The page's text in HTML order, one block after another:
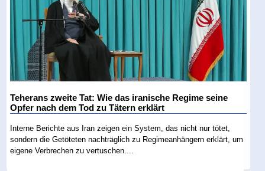
Teherans zweite Tat: Wie das iranische Regime seine
Opfer nach dem Tod zu Tätern erklärt
Interne Berichte aus Iran zeigen ein System, das nicht nur tötet,
sondern die Getöteten nachträglich zu Regimeanhängern erklärt, um
eigene Verbrechen zu vertuschen....